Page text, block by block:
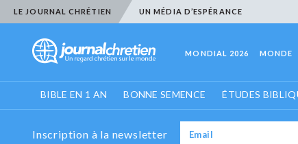
LE JOURNAL CHRÉTIEN UN MÉDIA D’ESPÉRANCE
MONDIAL 2026 MONDE
BIBLE EN 1 AN BONNE SEMENCE ÉTUDES
Inscription à la newsletter